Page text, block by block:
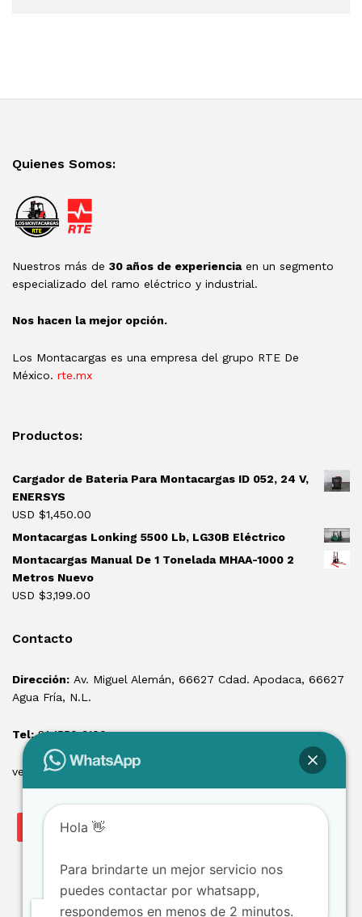
Quienes Somos:
Nuestros más de 30 años de experienciaen un segmento
especializado del ramo eléctrico y industrial.
Nos hacen la mejor opción.
Los Montacargas es una empresa del grupo RTE De
México. rte.mx
Productos:
Cargador de Bateria Para Montacargas ID 052, 24 V,
ENERSYS
USD $1,450.00
Montacargas Lonking 5500 Lb, LG30B Eléctrico
Montacargas Manual De 1 Tonelada MHAA-1000 2
Metros Nuevo
USD $3,199.00
Contacto
Dirección: Av. Miguel Alemán, 66627 Cdad. Apodaca, 66627
Agua Fría, N.L.
Tel:81 1550 3100
ventas@losmontacargas.mx
Hola 👋
Para brindarte un mejor servicio nos
puedes contactar por whatsapp,
respondemos en menos de 2 minutos.